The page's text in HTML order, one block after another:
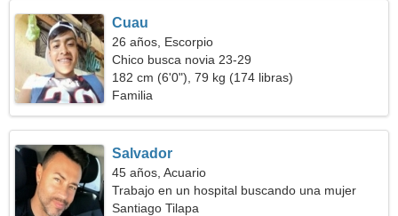
Cuau
26 años, Escorpio
Chico busca novia 23-29
182 cm (6'0"), 79 kg (174 libras)
Familia
Salvador
45 años, Acuario
Trabajo en un hospital buscando una mujer
ardiente
Santiago Tilapa